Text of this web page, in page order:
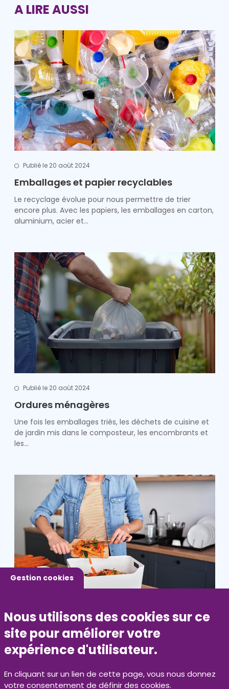
A LIRE AUSSI
Publié le 20 août 2024
Emballages et papier recyclables
Le recyclage évolue pour nous permettre de trier
encore plus. Avec les papiers, les emballages en carton,
aluminium, acier et…
Publié le 20 août 2024
Ordures ménagères
Une fois les emballages triés, les déchets de cuisine et
de jardin mis dans le composteur, les encombrants et
les…
Publié le 20 août 2024
Restes de repas et épluchures
Les déchets alimentaires de cuisine appartiennent à la
famille des déchets compostables. Le geste est simple
Gestion cookies
Nous utilisons des cookies sur ce
site pour améliorer votre
expérience d'utilisateur.
En cliquant sur un lien de cette page, vous nous donnez
votre consentement de définir des cookies.